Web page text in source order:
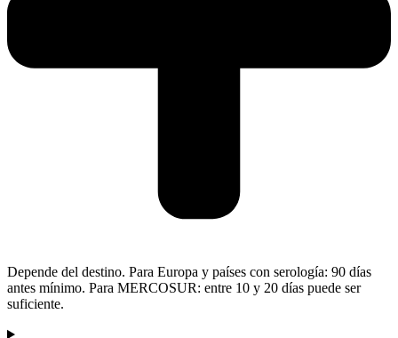
Depende del destino. Para Europa y países con serología: 90 días
antes mínimo. Para MERCOSUR: entre 10 y 20 días puede ser
suficiente.